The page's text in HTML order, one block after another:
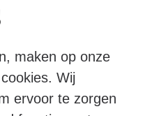
maken op onze
Wij
ervoor te zorgen
Contact